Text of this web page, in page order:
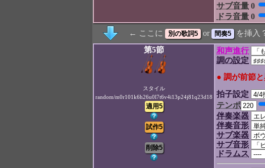
サブ音量 0
ドラ音量 0
← ここに or
を挿入
第5節
スタイル
random/m0r101k6h26u0l7t6v4i13p24j81q23d18
和声進行
調の設定
● 調が前節
拍子設定
テンポ
伴奏楽器
伴奏音形
サブ楽器
サブ音形
ドラムス